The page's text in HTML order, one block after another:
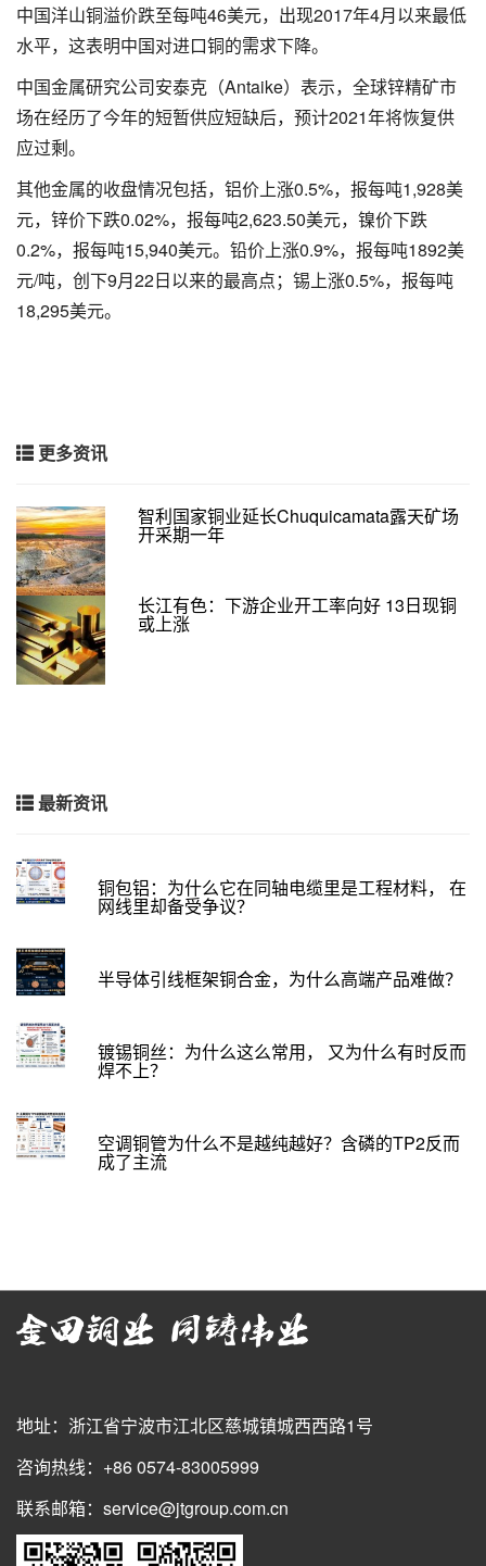
中国洋山铜溢价跌至每吨46美元，出现2017年4月以来最低
水平，这表明中国对进口铜的需求下降。
中国金属研究公司安泰克（Antaike）表示，全球锌精矿市
场在经历了今年的短暂供应短缺后，预计2021年将恢复供
应过剩。
其他金属的收盘情况包括，铝价上涨0.5%，报每吨1,928美
元，锌价下跌0.02%，报每吨2,623.50美元，镍价下跌
0.2%，报每吨15,940美元。铅价上涨0.9%，报每吨1892美
元/吨，创下9月22日以来的最高点；锡上涨0.5%，报每吨
18,295美元。
更多资讯
智利国家铜业延长Chuquicamata露天矿场
开采期一年
长江有色：下游企业开工率向好 13日现铜
或上涨
最新资讯
铜包铝：为什么它在同轴电缆里是工程材料， 在
网线里却备受争议？
半导体引线框架铜合金，为什么高端产品难做？
镀锡铜丝：为什么这么常用， 又为什么有时反而
焊不上？
空调铜管为什么不是越纯越好？含磷的TP2反而
成了主流
地址：浙江省宁波市江北区慈城镇城西西路1号
咨询热线：+86 0574-83005999
联系邮箱：service@jtgroup.com.cn